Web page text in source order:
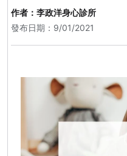
作者： 李政洋身心診所
發布日期：9/01/2021